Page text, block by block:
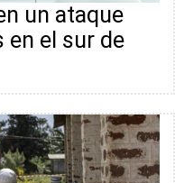
un ataque
en el sur de